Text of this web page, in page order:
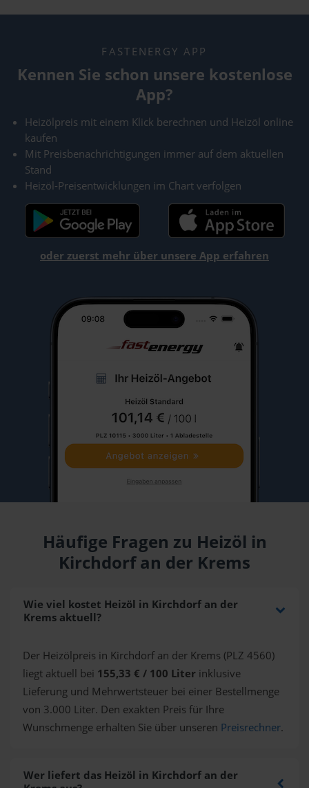
FASTENERGY APP
Kennen Sie schon unsere kostenlose
App?
Heizölpreis mit einem Klick berechnen und Heizöl online
kaufen
Mit Preisbenachrichtigungen immer auf dem aktuellen
Stand
Heizöl-Preisentwicklungen im Chart verfolgen
oder zuerst mehr über unsere App erfahren
Häufige Fragen zu Heizöl in
Kirchdorf an der Krems
Wie viel kostet Heizöl in Kirchdorf an der
Krems aktuell?
Der Heizölpreis in Kirchdorf an der Krems (PLZ 4560)
liegt aktuell bei 155,33 € / 100 Liter inklusive
Lieferung und Mehrwertsteuer bei einer Bestellmenge
von 3.000 Liter. Den exakten Preis für Ihre
Wunschmenge erhalten Sie über unseren Preisrechner.
Wer liefert das Heizöl in Kirchdorf an der